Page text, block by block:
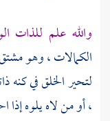
والله علم للذات
الكمالات ، وهو
لتحير الخلق في كنه
، أو من لاه يلوه